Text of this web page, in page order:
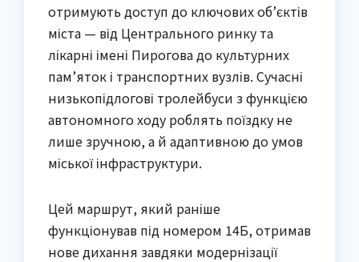
отримують доступ до ключових об’єктів
міста — від Центрального ринку та
лікарні імені Пирогова до культурних
пам’яток і транспортних вузлів. Сучасні
низькопідлогові тролейбуси з функцією
автономного ходу роблять поїздку не
лише зручною, а й адаптивною до умов
міської інфраструктури.
Цей маршрут, який раніше
функціонував під номером 14Б, отримав
нове дихання завдяки модернізації